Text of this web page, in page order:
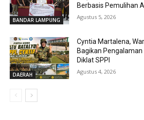
BANDAR LAMPUNG
Berbasis Pemulihan
Agustus 5, 2026
DAERAH
Cyntia Martalena,
Bagikan
Diklat SPPI
Agustus 4, 2026